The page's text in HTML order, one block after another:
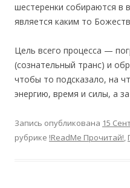
шестеренки собираются в
является каким то
Цель всего процесса —
(сознательный транс) и
чтобы то подсказало, на
энергию, время и силы, а
Запись опубликована 15
рубрике !ReadMe Прочитай!,